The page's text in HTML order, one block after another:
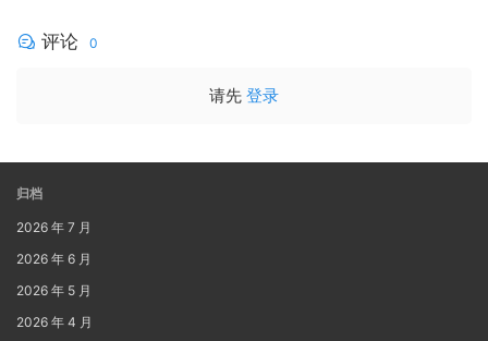
评论 0
请先 登录
归档
2026 年 7 月
2026 年 6 月
2026 年 5 月
2026 年 4 月